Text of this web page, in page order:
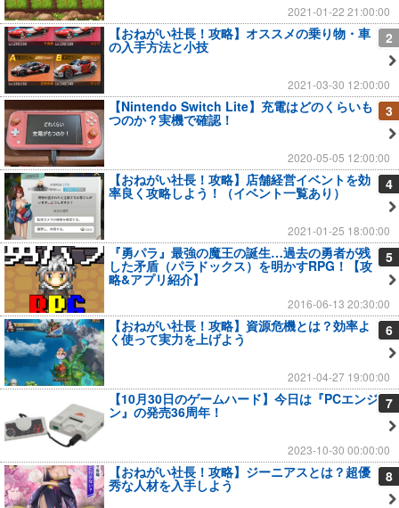
2021-01-22 21:00:00
2
【おねがい社長！攻略】オススメの乗り物・車
の入手方法と小技
2021-03-30 12:00:00
3
【Nintendo Switch Lite】充電はどのくらいも
つのか？実機で確認！
2020-05-05 12:00:00
4
【おねがい社長！攻略】店舗経営イベントを効
率良く攻略しよう！（イベント一覧あり）
2021-01-25 18:00:00
5
『勇パラ』最強の魔王の誕生…過去の勇者が残
した矛盾（パラドックス）を明かすRPG！【攻
略&アプリ紹介】
2016-06-13 20:30:00
6
【おねがい社長！攻略】資源危機とは？効率よ
く使って実力を上げよう
2021-04-27 19:00:00
7
【10月30日のゲームハード】今日は『PCエンジ
ン』の発売36周年！
2023-10-30 00:00:00
8
【おねがい社長！攻略】ジーニアスとは？超優
秀な人材を入手しよう